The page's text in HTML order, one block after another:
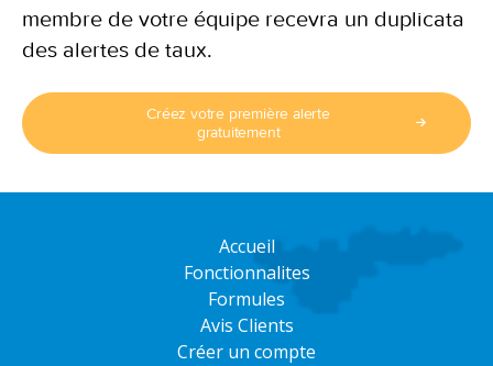
membre de votre équipe recevra un duplicata
des alertes de taux.
Créez votre première alerte
gratuitement
Accueil
Fonctionnalites
Formules
Avis Clients
Créer un compte